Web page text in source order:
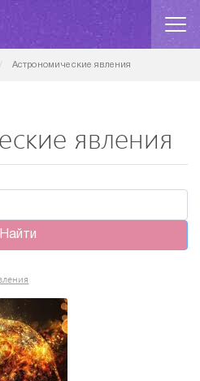
Астрономические явления
явления
Найти